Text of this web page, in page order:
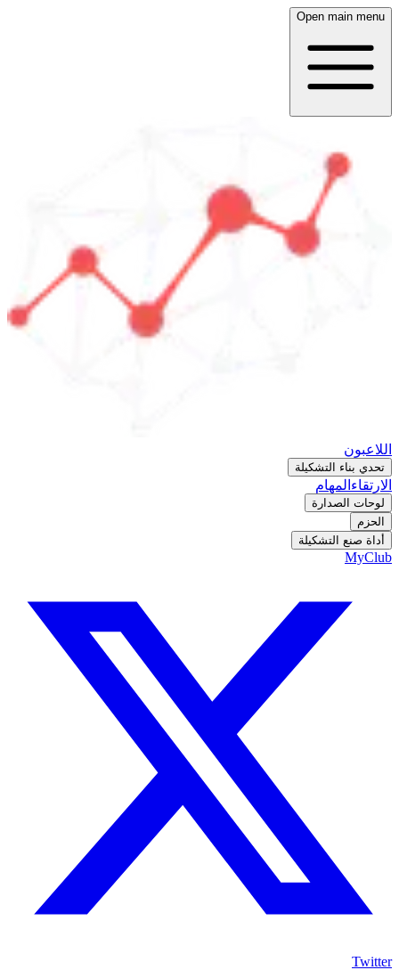
Open main menu
اللاعبون
تحدي بناء التشكيلة
الارتقاء المهام
لوحات الصدارة
الحزم
أداة صنع التشكيلة
MyClub
Twitter